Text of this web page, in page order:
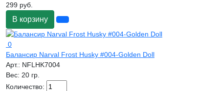
299 руб.
В корзину
0
Балансир Narval Frost Husky #004-Golden Doll
Арт.: NFLHK7004
Вес: 20 гр.
Количество: